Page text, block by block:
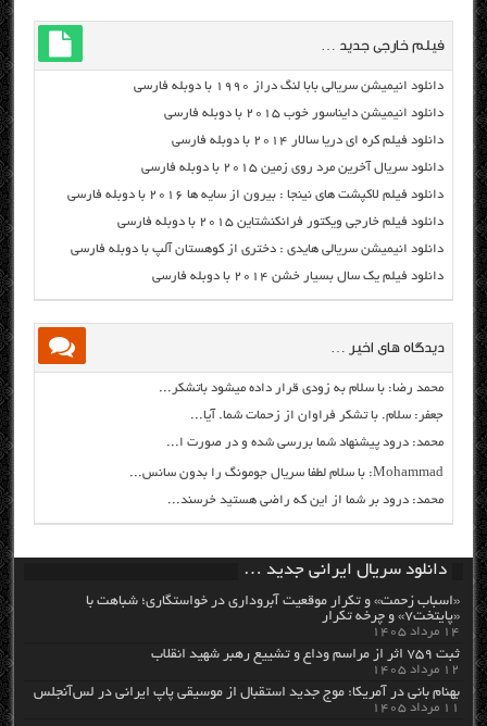
فیلم خارجی جدید …
دانلود انیمیشن سریالی بابا لنگ دراز ۱۹۹۰ با دوبله فارسی
دانلود انیمیشن دایناسور خوب ۲۰۱۵ با دوبله فارسی
دانلود فیلم کره ای دریا سالار ۲۰۱۴ با دوبله فارسی
دانلود سریال آخرین مرد روی زمین ۲۰۱۵ با دوبله فارسی
دانلود فیلم لاکپشت های نینجا : بیرون از سایه ها ۲۰۱۶ با دوبله فارسی
دانلود فیلم خارجی ویکتور فرانکنشتاین ۲۰۱۵ با دوبله فارسی
دانلود انیمیشن سریالی هایدی : دختری از کوهستان آلپ با دوبله فارسی
دانلود فیلم یک سال بسیار خشن ۲۰۱۴ با دوبله فارسی
دیدگاه های اخیر …
محمد رضا: با سلام به زودی قرار داده میشود باتشکر...
جعفر: سلام. با تشکر فراوان از زحمات شما. آیا...
محمد: درود پیشنهاد شما بررسی شده و در صورت ا...
Mohammad: با سلام لطفا سریال جومونگ را بدون سانس...
محمد: درود بر شما از این که راضی هستید خرسند...
دانلود سریال ایرانی جدید …
«اسباب زحمت» و تکرار موقعیت آبروداری در خواستگاری؛ شباهت با
«پایتخت۷» و چرخه تکرار
۱۴ مرداد ۱۴۰۵
ثبت ۷۵۹ اثر از مراسم وداع و تشییع رهبر شهید انقلاب
۱۲ مرداد ۱۴۰۵
بهنام بانی در آمریکا: موج جدید استقبال از موسیقی پاپ ایرانی در لس‌آنجلس
۱۱ مرداد ۱۴۰۵